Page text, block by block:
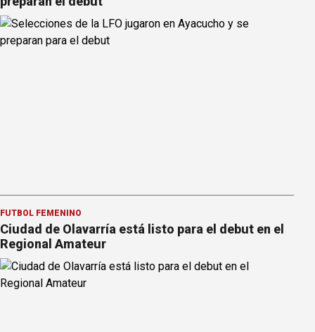
FÚTBOL FEMENINO
Ciudad de Olavarría está listo para el debut en el
Regional Amateur